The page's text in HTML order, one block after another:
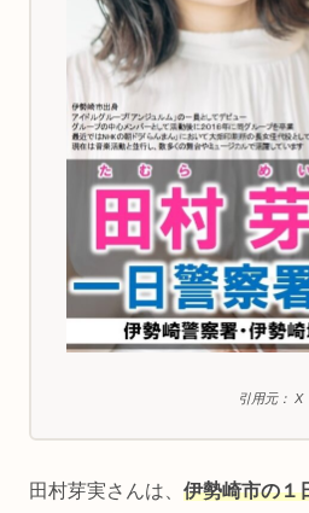
引用元： X
田村芽実さんは、 伊勢崎市の１